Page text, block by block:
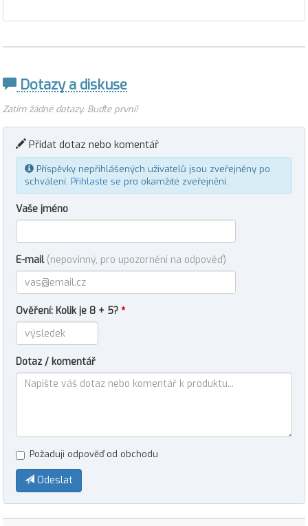
Dotazy a diskuse
Zatím žádné dotazy. Buďte první!
Přidat dotaz nebo komentář
Příspěvky nepřihlášených uživatelů jsou zveřejněny po
schválení. Přihlaste se pro okamžité zveřejnění.
Vaše jméno
E-mail (nepovinný, pro upozornění na odpověď)
Ověření: Kolik je 8 + 5? *
Dotaz / komentář
Požaduji odpověď od obchodu
Odeslat